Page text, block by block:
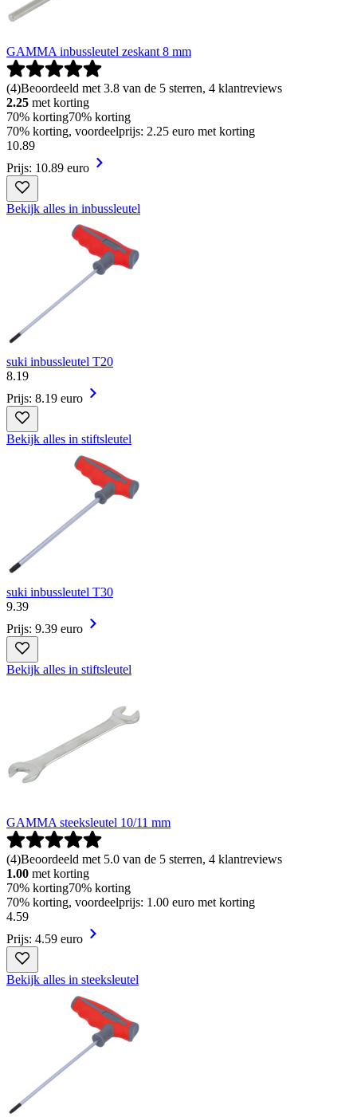
GAMMA inbussleutel zeskant 8 mm
(4)Beoordeeld met 3.8 van de 5 sterren, 4 klantreviews
2.25 met korting
70% korting70% korting
70% korting, voordeelprijs: 2.25 euro met korting
10.89
Prijs: 10.89 euro
Bekijk alles in inbussleutel
suki inbussleutel T20
8.19
Prijs: 8.19 euro
Bekijk alles in stiftsleutel
suki inbussleutel T30
9.39
Prijs: 9.39 euro
Bekijk alles in stiftsleutel
GAMMA steeksleutel 10/11 mm
(4)Beoordeeld met 5.0 van de 5 sterren, 4 klantreviews
1.00 met korting
70% korting70% korting
70% korting, voordeelprijs: 1.00 euro met korting
4.59
Prijs: 4.59 euro
Bekijk alles in steeksleutel